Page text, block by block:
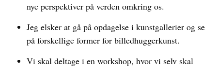
nye perspektiver på verden omkring os.
Jeg elsker at gå på opdagelse i kunstgallerier og se
på forskellige former for billedhuggerkunst.
Vi skal deltage i en workshop, hvor vi selv skal